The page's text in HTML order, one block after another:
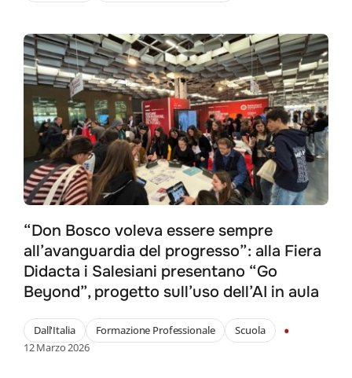
“Don Bosco voleva essere sempre
all’avanguardia del progresso”: alla Fiera
Didacta i Salesiani presentano “Go
Beyond”, progetto sull’uso dell’AI in aula
Dall'Italia Formazione Professionale Scuola •
12 Marzo 2026